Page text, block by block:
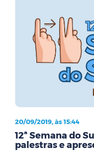
20/09/2019, às 15:44
12ª Semana do
palestras e